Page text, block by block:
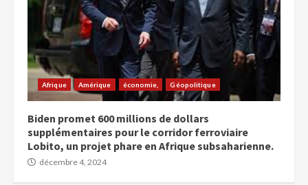
Afrique Amérique économie, Géopolitique
Biden promet 600 millions de dollars
supplémentaires pour le corridor ferroviaire
Lobito, un projet phare en Afrique subsaharienne.
décembre 4, 2024